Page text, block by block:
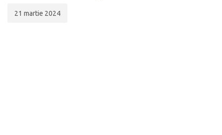
21 martie 2024